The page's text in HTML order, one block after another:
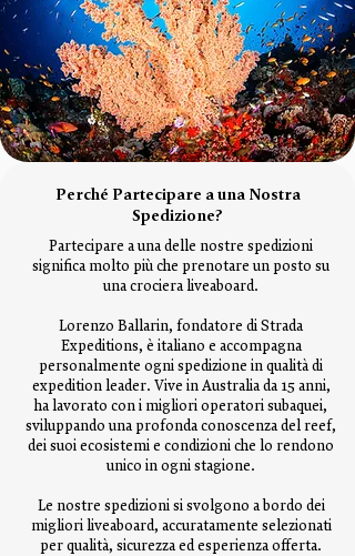
Perché Partecipare a una Nostra
Spedizione?
Partecipare a una delle nostre spedizioni
significa molto più che prenotare un posto su
una crociera liveaboard.
Lorenzo Ballarin, fondatore di Strada
Expeditions, è italiano e accompagna
personalmente ogni spedizione in qualità di
expedition leader. Vive in Australia da 15 anni,
ha lavorato con i migliori operatori subaquei,
sviluppando una profonda conoscenza del reef,
dei suoi ecosistemi e condizioni che lo rendono
unico in ogni stagione.
Le nostre spedizioni si svolgono a bordo dei
migliori liveaboard, accuratamente selezionati
per qualità, sicurezza ed esperienza offerta.